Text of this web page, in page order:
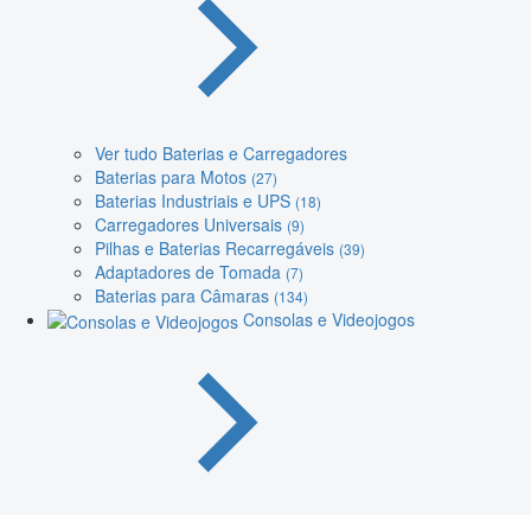
Ver tudo Baterias e Carregadores
Baterias para Motos (27)
Baterias Industriais e UPS (18)
Carregadores Universais (9)
Pilhas e Baterias Recarregáveis (39)
Adaptadores de Tomada (7)
Baterias para Câmaras (134)
Consolas e Videojogos